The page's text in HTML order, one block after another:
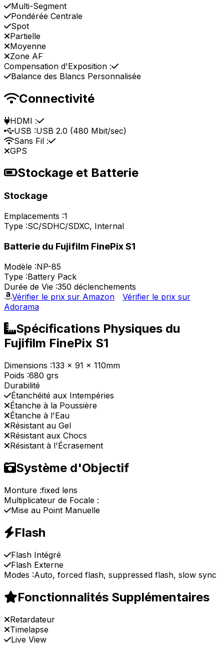
Multi-Segment
Pondérée Centrale
Spot
Partielle
Moyenne
Zone AF
Compensation d'Exposition :
Balance des Blancs Personnalisée
Connectivité
HDMI :
USB :USB 2.0 (480 Mbit/sec)
Sans Fil :
GPS
Stockage et Batterie
Stockage
Emplacements :1
Type :SC/SDHC/SDXC, Internal
Batterie du Fujifilm FinePix S1
Modèle :NP-85
Type :Battery Pack
Durée de Vie :350 déclenchements
Vérifier le prix sur Amazon
Vérifier le prix sur
Adorama
Spécifications Physiques du
Fujifilm FinePix S1
Dimensions :133 x 91 x 110mm
Poids :680 grs
Durabilité
Étanchéité aux Intempéries
Étanche à la Poussière
Étanche à l'Eau
Résistant au Gel
Résistant aux Chocs
Résistant à l'Écrasement
Système d'Objectif
Monture :fixed lens
Multiplicateur de Focale :
Mise au Point Manuelle
Flash
Flash Intégré
Flash Externe
Modes :Auto, forced flash, suppressed flash, slow sync
Fonctionnalités Supplémentaires
Retardateur
Timelapse
Live View